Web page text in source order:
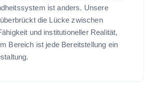
ist anders. Unsere
die Lücke zwischen
und institutioneller Realität,
Bereich ist jede Bereitstellung ein